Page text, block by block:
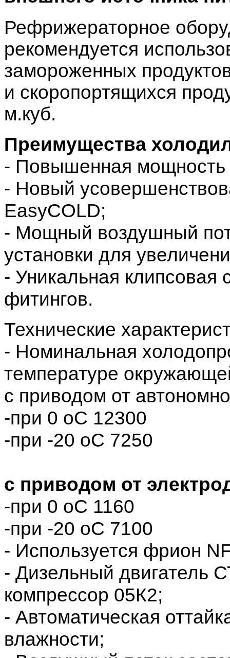
Рефрижераторное
рекомендуется
замороженных
и скоропортящихся
м.куб.
Преимущества
- Повышенная мощность
- Новый
EasyCOLD;
- Мощный воздушный
установки для
- Уникальная клипсовая
фитингов.
Технические
- Номинальная
температуре
с приводом от
-при 0 оС 12300
-при -20 оС 7250
с приводом от
-при 0 оС 1160
-при -20 оС 7100
- Используется фрион
- Дизельный двигатель
компрессор 05К2;
- Автоматическая
влажности;